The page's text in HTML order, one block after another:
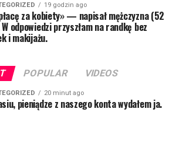
19 godzin ago
za kobiety» — napisał mężczyzna (52
odpowiedzi przyszłam na randkę bez
i makijażu.
POPULAR VIDEOS
20 minut ago
pieniądze z naszego konta wydałem ja.